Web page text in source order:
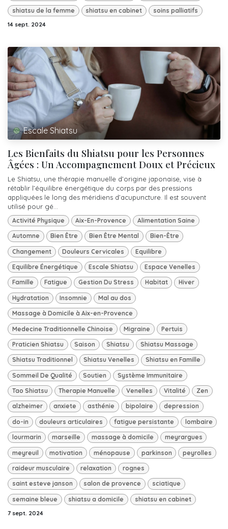
shiatsu de la femme shiatsu en cabinet soins palliatifs
14 sept. 2024
Escale Shiatsu
Les Bienfaits du Shiatsu pour les Personnes
Âgées : Un Accompagnement Doux et Précieux
Le Shiatsu, une thérapie manuelle d’origine japonaise, vise à
rétablir l’équilibre énergétique du corps par des pressions
appliquées le long des méridiens d’acupuncture. Il est souvent
utilisé pour gé...
Activité Physique Aix-En-Provence Alimentation Saine
Automne Bien Être Bien Être Mental Bien-Être
Changement Douleurs Cervicales Equilibre
Equilibre Énergétique Escale Shiatsu Espace Venelles
Famille Fatigue Gestion Du Stress Habitat Hiver
Hydratation Insomnie Mal au dos
Massage à Domicile à Aix-en-Provence
Medecine Traditionnelle Chinoise Migraine Pertuis
Praticien Shiatsu Saison Shiatsu Shiatsu Massage
Shiatsu Traditionnel Shiatsu Venelles Shiatsu en Famille
Sommeil De Qualité Soutien Système Immunitaire
Tao Shiatsu Therapie Manuelle Venelles Vitalité Zen
alzheimer anxiete asthénie bipolaire depression
do-in douleurs articulaires fatigue persistante lombaire
lourmarin marseille massage à domicile meyrargues
meyreuil motivation ménopause parkinson peyrolles
raideur musculaire relaxation rognes
saint esteve janson salon de provence sciatique
semaine bleue shiatsu a domicile shiatsu en cabinet
7 sept. 2024